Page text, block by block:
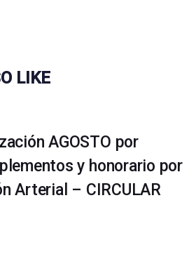
LIKE
AGOSTO por
y honorario por
Arterial – CIRCULAR